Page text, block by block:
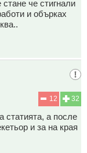
че стигнали
и обърках
32
12
статията, а после
и за на края